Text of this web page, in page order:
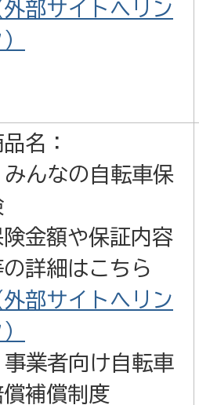
外部サイトへリン
名：
んなの自転車保
金額や保証内容
の詳細はこちら
外部サイトへリン
業者向け自転車
償補償制度